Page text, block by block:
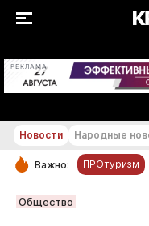
РЕКЛАМА
РУБРИКИ
Новости Народные
Важно: ПРОтуризм
Общество